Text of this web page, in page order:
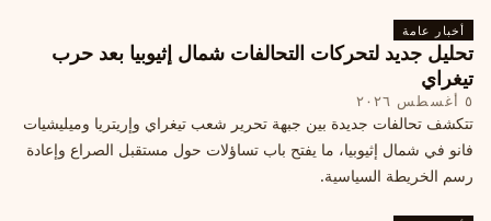
أخبار عامة
تحليل جديد لتحركات التحالفات شمال إثيوبيا بعد حرب
تيغراي
٥ أغسطس ٢٠٢٦
تتكشف تحالفات جديدة بين جبهة تحرير شعب تيغراي وإريتريا وميليشيات
فانو في شمال إثيوبيا، ما يفتح باب تساؤلات حول مستقبل الصراع وإعادة
رسم الخريطة السياسية.